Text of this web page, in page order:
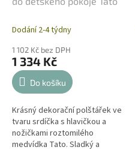
Dodání 2-4 týdny
1 102 Kč bez DPH
1 334 Kč
Do košíku
Krásný dekorační polštářek ve
tvaru srdíčka s hlavičkou a
nožičkami roztomilého
medvídka Tato. Sladký a